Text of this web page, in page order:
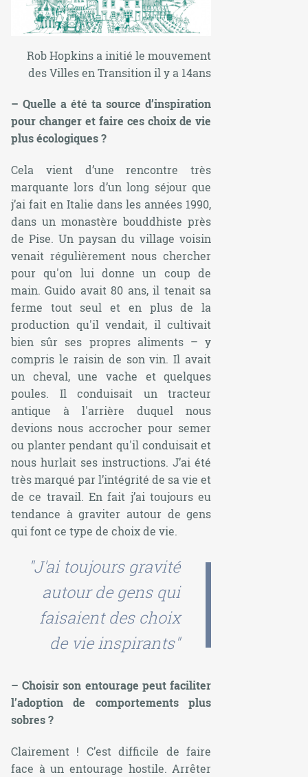
Rob Hopkins a initié le mouvement
des Villes en Transition il y a 14ans
– Quelle a été ta source d’inspiration
pour changer et faire ces choix de vie
plus écologiques ?
Cela vient d’une rencontre très
marquante lors d’un long séjour que
j’ai fait en Italie dans les années 1990,
dans un monastère bouddhiste près
de Pise. Un paysan du village voisin
venait régulièrement nous chercher
pour qu'on lui donne un coup de
main. Guido avait 80 ans, il tenait sa
ferme tout seul et en plus de la
production qu'il vendait, il cultivait
bien sûr ses propres aliments – y
compris le raisin de son vin. Il avait
un cheval, une vache et quelques
poules. Il conduisait un tracteur
antique à l'arrière duquel nous
devions nous accrocher pour semer
ou planter pendant qu'il conduisait et
nous hurlait ses instructions. J’ai été
très marqué par l’intégrité de sa vie et
de ce travail. En fait j’ai toujours eu
tendance à graviter autour de gens
qui font ce type de choix de vie.
"J'ai toujours gravité
autour de gens qui
faisaient des choix
de vie inspirants"
– Choisir son entourage peut faciliter
l’adoption de comportements plus
sobres ?
Clairement ! C’est difficile de faire
face à un entourage hostile. Arrêter